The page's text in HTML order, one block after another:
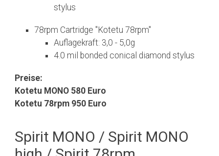
stylus
78rpm Cartridge "Kotetu 78rpm"
Auflagekraft: 3,0 - 5,0g
4.0 mil bonded conical diamond stylus
Preise:
Kotetu MONO 580 Euro
Kotetu 78rpm 950 Euro
Spirit MONO / Spirit MONO